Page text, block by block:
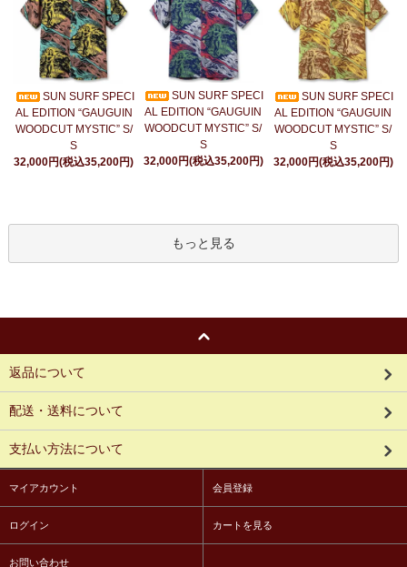
SUN SURF SPECI
AL EDITION “GAUGUIN
WOODCUT MYSTIC” S/
S
32,000円(税込35,200円)
SUN SURF SPECI
AL EDITION “GAUGUIN
WOODCUT MYSTIC” S/
S
32,000円(税込35,200円)
SUN SURF SPECI
AL EDITION “GAUGUIN
WOODCUT MYSTIC” S/
S
32,000円(税込35,200円)
もっと見る
返品について
配送・送料について
支払い方法について
マイアカウント 会員登録
ログイン カートを見る
お問い合わせ